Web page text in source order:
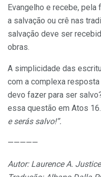
Evangelho e recebe,
a salvação ou crê nas
salvação deve ser
obras.
A simplicidade das
com a complexa resposta
devo fazer para ser
essa questão em Atos
e serás salvo!”.
—————
Autor: Laurence A. Justice